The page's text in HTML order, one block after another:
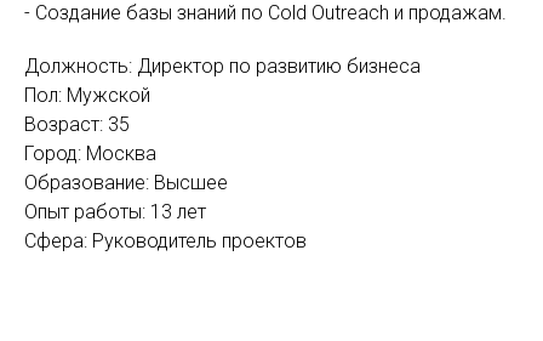
- Создание базы знаний по Cold Outreach и продажам.
Должность: Директор по развитию бизнеса
Пол: Мужской
Возраст: 35
Город: Москва
Образование: Высшее
Опыт работы: 13 лет
Сфера: Руководитель проектов